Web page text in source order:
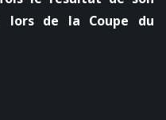
lors de la Coupe du